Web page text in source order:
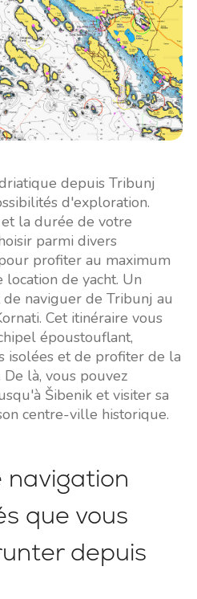
depuis Tribunj
d'exploration.
la durée de votre
parmi divers
profiter au maximum
de yacht. Un
naviguer de Tribunj au
Cet itinéraire vous
époustouflant,
isolées et de profiter de la
là, vous pouvez
Šibenik et visiter sa
centre-ville historique.
navigation
que vous
depuis